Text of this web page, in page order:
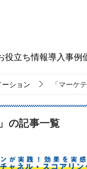
役立ち情報導入事例
ション 「マーケ
の記事一覧